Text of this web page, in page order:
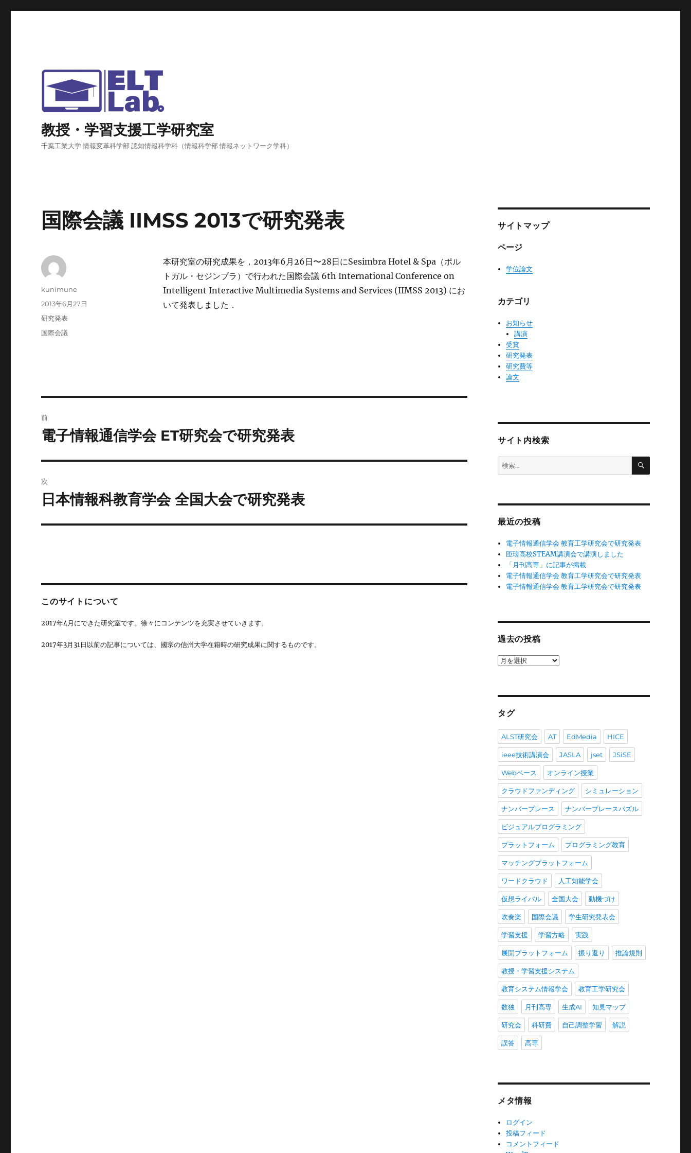
教授・学習支援工学研究室
千葉工業大学 情報変革科学部 認知情報科学科（情報科学部 情報ネットワーク学科）
国際会議 IIMSS 2013で研究発表
本研究室の研究成果を，2013年6月26日〜28日にSesimbra Hotel & Spa（ポル
トガル・セジンブラ）で行われた国際会議 6th International Conference on
Intelligent Interactive Multimedia Systems and Services (IIMSS 2013) にお
いて発表しました．
投
kunimune
投
稿
2013年6月27日
カ
テ
研究発表
タ
国際会議
稿
ゲ
ン
前
前
投
稿:
電子情報通信学会 ET研究会で研究発表
次
次
投
日本情報科教育学会 全国大会で研究発表
このサイトについて
2017年4月にできた研究室です。徐々にコンテンツを充実させていきます。
2017年3月31日以前の記事については、國宗の信州大学在籍時の研究成果に関するものです。
サイトマップ
ページ
学位論文
カテゴリ
お知らせ
講演
受賞
研究発表
研究費等
論文
サイト内検索
検
索:
検
最近の投稿
電子情報通信学会 教育工学研究会で研究発表
匝瑳高校STEAM講演会で講演しました
「月刊高専」に記事が掲載
電子情報通信学会 教育工学研究会で研究発表
電子情報通信学会 教育工学研究会で研究発表
過去の投稿
過
タグ
ALST研究会 AT EdMedia HICE
ieee技術講演会 JASLA jset JSiSE
Webベース オンライン授業
クラウドファンディング シミュレーション
ナンバープレース ナンバープレースパズル
ビジュアルプログラミング
プラットフォーム プログラミング教育
マッチングプラットフォーム
ワードクラウド 人工知能学会
仮想ライバル 全国大会 動機づけ
吹奏楽 国際会議 学生研究発表会
学習支援 学習方略 実践
展開プラットフォーム 振り返り 推論規則
教授・学習支援システム
教育システム情報学会 教育工学研究会
数独 月刊高専 生成AI 知見マップ
研究会 科研費 自己調整学習 解説
誤答 高専
メタ情報
ログイン
投稿フィード
コメントフィード